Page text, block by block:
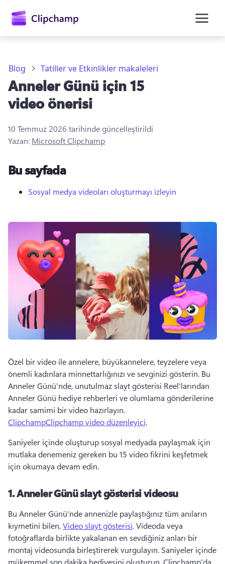
Ücretsiz deneyin
Blog Tatiller ve Etkinlikler makaleleri
Anneler Günü için 15
video önerisi
10 Temmuz 2026 tarihinde güncelleştirildi
Yazan: Microsoft Clipchamp
Bu sayfada
Sosyal medya videoları oluşturmayı izleyin
Özel bir video ile annelere, büyükannelere, teyzelere veya
önemli kadınlara minnettarlığınızı ve sevginizi gösterin. Bu
Anneler Günü'nde, unutulmaz slayt gösterisi Reel'larından
Anneler Günü hediye rehberleri ve olumlama gönderilerine
kadar samimi bir video hazırlayın.
ClipchampClipchamp video düzenleyici.
Saniyeler içinde oluşturup sosyal medyada paylaşmak için
mutlaka denemeniz gereken bu 15 video fikrini keşfetmek
için okumaya devam edin.
1.Anneler Günü slayt gösterisi videosu
Bu Anneler Günü'nde annenizle paylaştığınız tüm anıların
kıymetini bilen, Video slayt gösterisi. Videoda veya
fotoğraflarda birlikte yakalanan en sevdiğiniz anları bir
montaj videosunda birleştirerek vurgulayın. Saniyeler içinde
mükemmel son dakika hediyesini oluşturun. Clipchamp'da